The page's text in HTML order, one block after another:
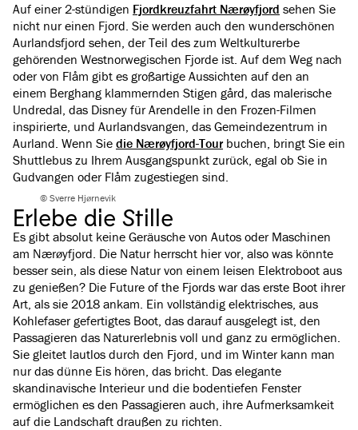
Auf einer 2-stündigen Fjordkreuzfahrt Nærøyfjord sehen Sie
nicht nur einen Fjord. Sie werden auch den wunderschönen
Aurlandsfjord sehen, der Teil des zum Weltkulturerbe
gehörenden Westnorwegischen Fjorde ist. Auf dem Weg nach
oder von Flåm gibt es großartige Aussichten auf den an
einem Berghang klammernden Stigen gård, das malerische
Undredal, das Disney für Arendelle in den Frozen-Filmen
inspirierte, und Aurlandsvangen, das Gemeindezentrum in
Aurland. Wenn Sie die Nærøyfjord-Tourbuchen, bringt Sie ein
Shuttlebus zu Ihrem Ausgangspunkt zurück, egal ob Sie in
Gudvangen oder Flåm zugestiegen sind.
© Sverre Hjørnevik
Erlebe die Stille
Es gibt absolut keine Geräusche von Autos oder Maschinen
am Nærøyfjord. Die Natur herrscht hier vor, also was könnte
besser sein, als diese Natur von einem leisen Elektroboot aus
zu genießen? Die Future of the Fjords war das erste Boot ihrer
Art, als sie 2018 ankam. Ein vollständig elektrisches, aus
Kohlefaser gefertigtes Boot, das darauf ausgelegt ist, den
Passagieren das Naturerlebnis voll und ganz zu ermöglichen.
Sie gleitet lautlos durch den Fjord, und im Winter kann man
nur das dünne Eis hören, das bricht. Das elegante
skandinavische Interieur und die bodentiefen Fenster
ermöglichen es den Passagieren auch, ihre Aufmerksamkeit
auf die Landschaft draußen zu richten.